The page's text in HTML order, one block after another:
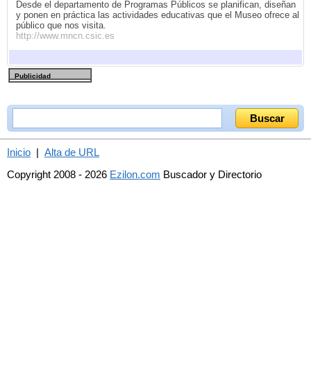
Desde el departamento de Programas Públicos se planifican, diseñan
y ponen en práctica las actividades educativas que el Museo ofrece al
público que nos visita.
http://www.mncn.csic.es
Publicidad
Inicio | Alta de URL
Copyright 2008 - 2026 Ezilon.com Buscador y Directorio